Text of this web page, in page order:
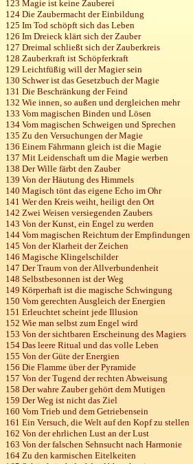
123 Magie ist keine Zauberei
124 Die Zaubermacht der Einbildung
125 Im Tod schöpft sich das Leben
126 Im Dreieck klärt sich der Zauber
127 Dreimal schließt sich der Zauberkreis
128 Zauberkraft ist Schöpferkraft
129 Leichtfüßig will der Magier sein
130 Schwer ist das Gesetzbuch der Magie
131 Die Beschränkung der Feind
132 Wie innen, so außen und dergleichen mehr
133 Vom magischen Binden und Lösen
134 Vom magischen Schweigen und Sprechen
135 Zu den Versuchungen der Magie
136 Einem Fährmann gleich ist die Magie
137 Mit Leidenschaft um die Magie werben
138 Der Wille färbt den Zauber
139 Von der Häutung des Himmels
140 Magisch tönt das eigene Echo im Ohr
141 Wer den Kreis weiht, heiligt den Ort
142 Zwei Weisen versiegenden Zaubers
143 Von der Kunst, ein Engel zu werden
144 Vom magischen Reichtum der Empfindungen
145 Von der Klarheit der Zeichen
146 Magische Klingelschilder
147 Der Traum von der Allverbundenheit
148 Selbstbesonnen ist der Weg
149 Körperhaft ist die magische Schwingung
150 Vom gerechten Ausgleich der Energien
151 Erleuchtet scheint jede Illusion
152 Wie man selbst zum Engel wird
153 Von der sichtbaren Erscheinung des Magiers
154 Das leere Ritual und das volle Leben
155 Von der Güte der Energien
156 Die Flamme über der Pyramide
157 Von der Tugend der rechten Abweisung
158 Der wahre Zauber gehört dem Mutigen
159 Der Weg ist nicht das Ziel
160 Vom Trieb und dem Getriebensein
161 Ein Versuch, die Welt auf den Kopf zu stellen
162 Von der ehrlichen Lust an der Lust
163 Von der falschen Sehnsucht nach Harmonie
164 Zu den karmischen Eitelkeiten